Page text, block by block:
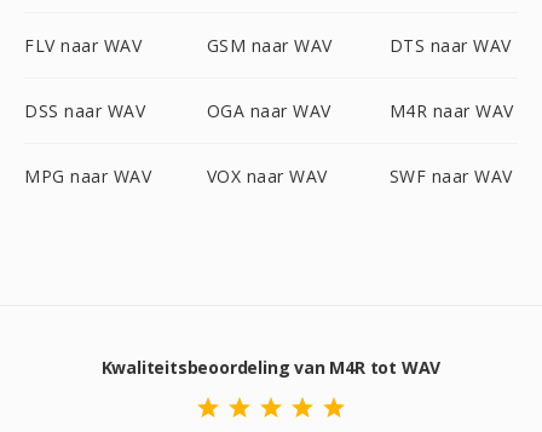
FLV naar WAV GSM naar WAV DTS naar WAV
DSS naar WAV OGA naar WAV M4R naar WAV
MPG naar WAV VOX naar WAV SWF naar WAV
Kwaliteitsbeoordeling van M4R tot WAV